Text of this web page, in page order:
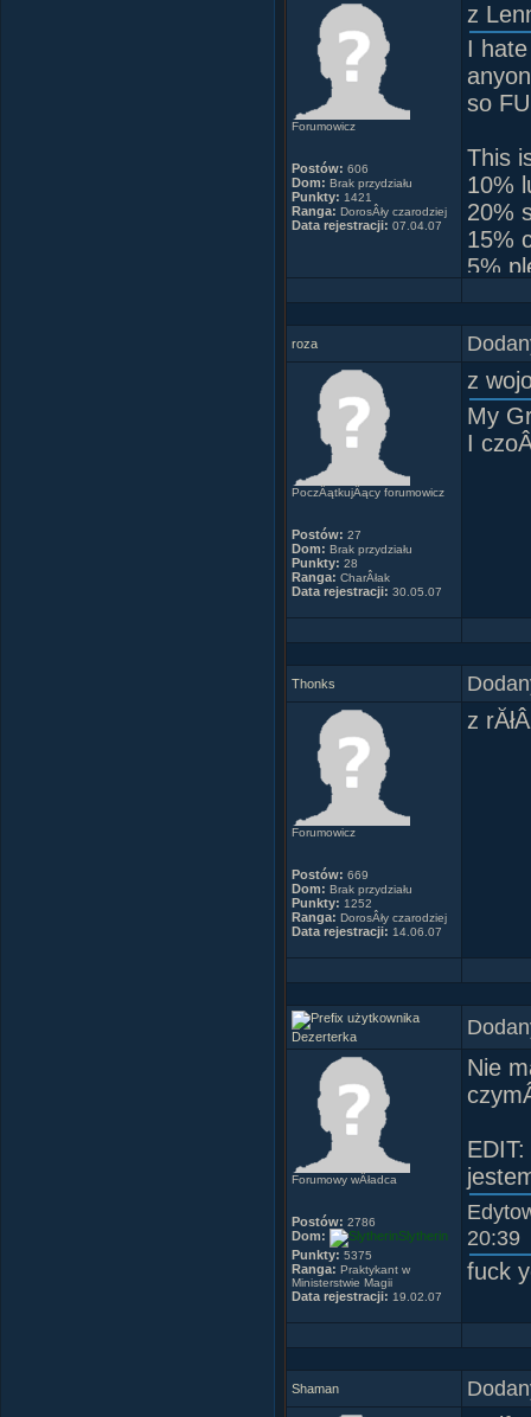
Forumowicz
Postów: 606
Dom: Brak przydziału
Punkty: 1421
Ranga: DorosÂły czarodziej
Data rejestracji: 07.04.07
z
I
so
This
10%
20%
15%
5%
and
roza
PoczÂątkujÂący forumowicz
Postów: 27
Dom: Brak przydziału
Punkty: 28
Ranga: CharÂłak
Data rejestracji: 30.05.07
z
My
I
Thonks
Forumowicz
Postów: 669
Dom: Brak przydziału
Punkty: 1252
Ranga: DorosÂły czarodziej
Data rejestracji: 14.06.07
z
Dezerterka
Forumowy wÂładca
Postów: 2786
Dom:
Slytherin
Punkty: 5375
Ranga: Praktykant w
Ministerstwie Magii
Data rejestracji: 19.02.07
Nie
20:39
fuck
Shaman